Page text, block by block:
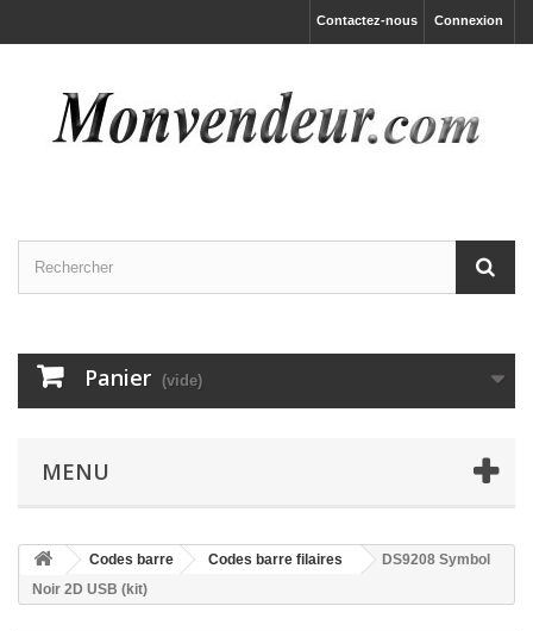
Connexion
Contactez-nous
Panier (vide)
MENU
Codes barre Codes barre filaires
DS9208 Symbol
Noir 2D USB (kit)